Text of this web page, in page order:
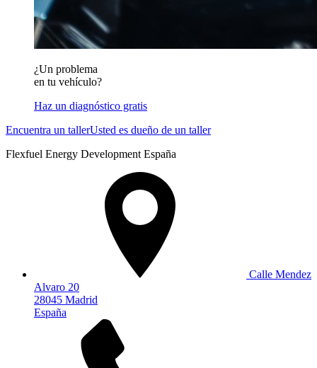
¿Un problema
en tu vehículo?
Haz un diagnóstico gratis
Encuentra un tallerUsted es dueño de un taller
Flexfuel Energy Development España
Calle Mendez
Alvaro 20
28045 Madrid
España